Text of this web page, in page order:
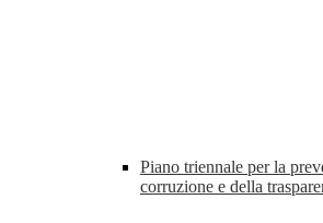
Piano triennale per la
corruzione e della